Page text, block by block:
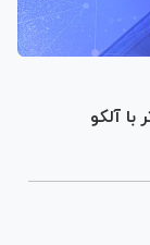
آلکو